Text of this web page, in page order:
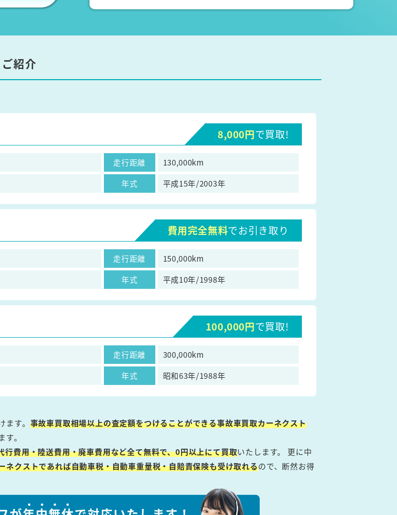
紹介
8,000円で買取!
走行距離
130,000km
年式 平成15年/2003年
費用完全無料でお引き取り
走行距離
150,000km
年式 平成10年/1998年
100,000円で買取!
走行距離
300,000km
年式 昭和63年/1988年
す。 事故車買取相場以上の査定額をつけることができる事故車買取カーネクスト
。
行費用・陸送費用・廃車費用など全て無料で、0円以上にて買取いたします。 更に中
ネクストであれば自動車税・自動車重量税・自賠責保険も受け取れるので、断然お得